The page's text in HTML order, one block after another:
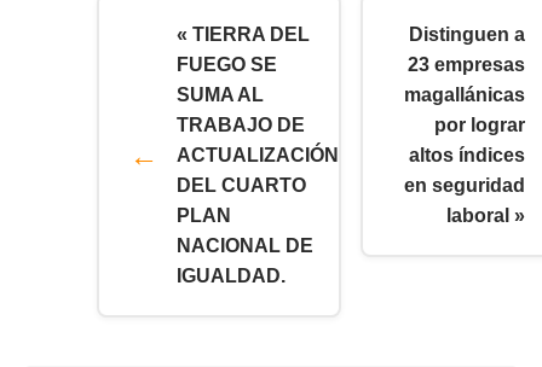
« TIERRA DEL
FUEGO SE
SUMA AL
TRABAJO DE
ACTUALIZACIÓN
DEL CUARTO
PLAN
NACIONAL DE
IGUALDAD.
Distinguen a
23 empresas
magallánicas
por lograr
altos índices
en seguridad
laboral »